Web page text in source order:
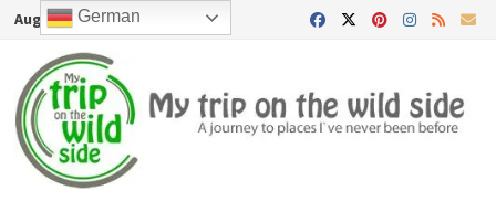
Zurück
Inhalt
August 7, 2026
German